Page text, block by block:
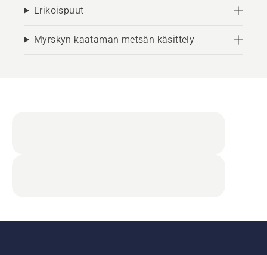
Erikoispuut
Myrskyn kaataman metsän käsittely